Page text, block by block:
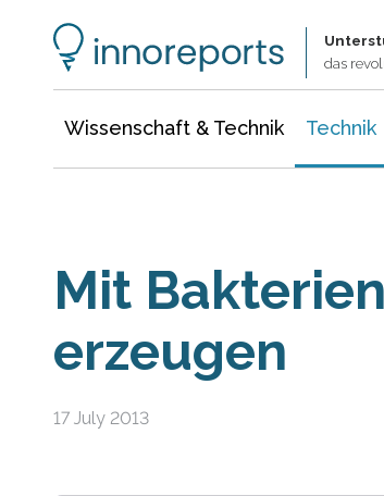
das
Wissenschaft & Technik Technik
Mit
erzeugen
17 July 2013